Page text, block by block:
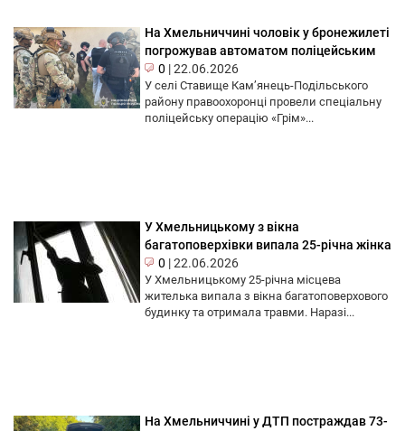
На Хмельниччині чоловік у бронежилеті
погрожував автоматом поліцейським
0 |22.06.2026
У селі Ставище Кам’янець-Подільського
району правоохоронці провели спеціальну
поліцейську операцію «Грім»...
У Хмельницькому з вікна
багатоповерхівки випала 25-річна жінка
0 |22.06.2026
У Хмельницькому 25-річна місцева
жителька випала з вікна багатоповерхового
будинку та отримала травми. Наразі...
На Хмельниччині у ДТП постраждав 73-